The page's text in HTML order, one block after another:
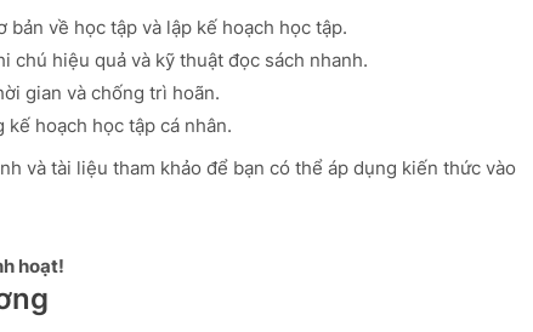
bản về học tập và lập kế hoạch học tập.
chú hiệu quả và kỹ thuật đọc sách nhanh.
gian và chống trì hoãn.
hoạch học tập cá nhân.
và tài liệu tham khảo để bạn có thể áp dụng kiến thức vào
hoạt!